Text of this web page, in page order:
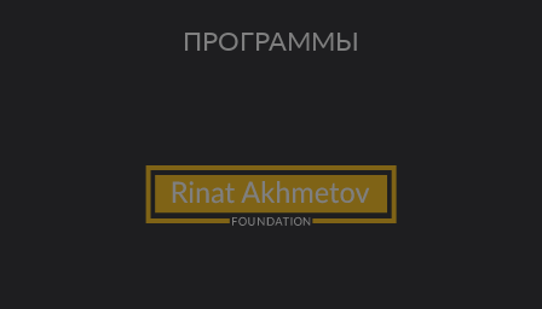
ПРОГРАММЫ